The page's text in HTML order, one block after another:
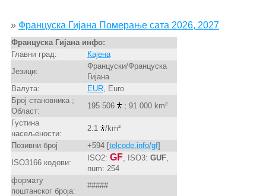
» Француска Гијана Померање сата 2026, 2027
Француска Гијана инфо:
Главни град:
Кајена
Језици:
Француски/Француска
Гијана
Валута:
EUR, Euro
Број становника ;
Област:
195 506
; 91 000 km²
Густина
насељености:
2.1
/km²
Позивни број
+594 [telcode.info/gf]
ISO3166 кодови:
ISO2: GF, ISO3: GUF,
num: 254
формату
поштанског броја:
#####